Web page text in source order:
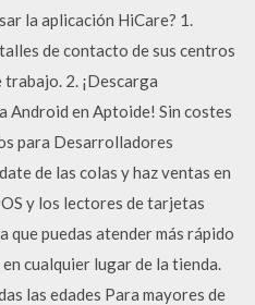
la aplicación HiCare? 1.
de contacto de sus centros
2. ¡Descarga
en Aptoide! Sin costes
para Desarrolladores
de las colas y haz ventas en
y los lectores de tarjetas
que puedas atender más rápido
cualquier lugar de la tienda.
las edades Para mayores de